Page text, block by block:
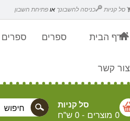
סל קניות כניסה לחשבונך אופתיחת חשבון
דף הבית ספרים ספרים
צור קשר
סל קניות
0 מוצרים - 0 ש"ח